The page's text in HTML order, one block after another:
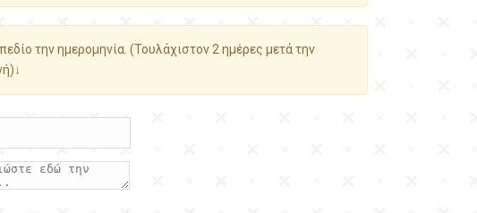
την ημερομηνία. (Τουλάχιστον 2 ημέρες μετά την